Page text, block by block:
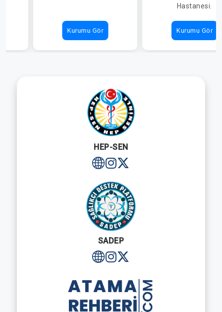
Kurumu Gör
Hastanesi.
Kurumu Gör
HEP-SEN
SADEP